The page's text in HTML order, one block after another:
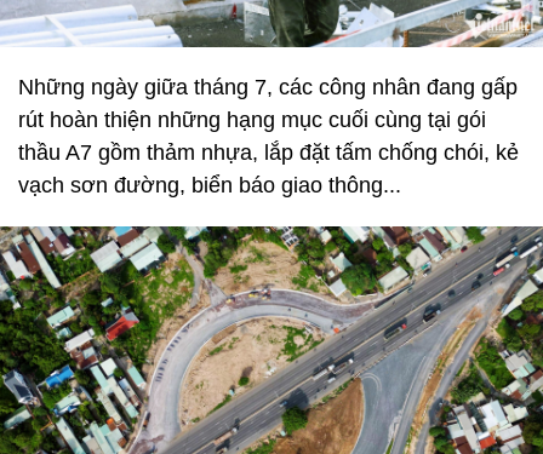
Những ngày giữa tháng 7, các công nhân đang gấp
rút hoàn thiện những hạng mục cuối cùng tại gói
thầu A7 gồm thảm nhựa, lắp đặt tấm chống chói, kẻ
vạch sơn đường, biển báo giao thông...